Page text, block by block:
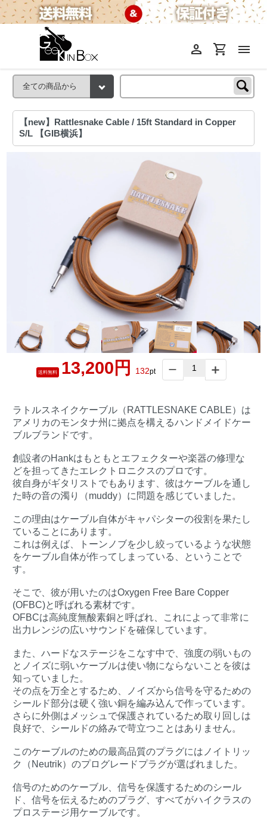
menu
shopping_cart
person
【new】Rattlesnake Cable / 15ft Standard in Copper
S/L 【GIB横浜】
送料無料 13,200円 132pt
ラトルスネイクケーブル（RATTLESNAKE CABLE）は
アメリカのモンタナ州に拠点を構えるハンドメイドケー
ブルブランドです。
創設者のHankはもともとエフェクターや楽器の修理な
どを担ってきたエレクトロニクスのプロです。
彼自身がギタリストでもあります、彼はケーブルを通し
た時の音の濁り（muddy）に問題を感じていました。
この理由はケーブル自体がキャパシターの役割を果たし
ていることにあります。
これは例えば、トーンノブを少し絞っているような状態
をケーブル自体が作ってしまっている、ということで
す。
そこで、彼が用いたのはOxygen Free Bare Copper
(OFBC)と呼ばれる素材です。
OFBCは高純度無酸素銅と呼ばれ、これによって非常に
出力レンジの広いサウンドを確保しています。
また、ハードなステージをこなす中で、強度の弱いもの
とノイズに弱いケーブルは使い物にならないことを彼は
知っていました。
その点を万全とするため、ノイズから信号を守るための
シールド部分は硬く強い銅を編み込んで作っています。
さらに外側はメッシュで保護されているため取り回しは
良好で、シールドの絡みで苛立つことはありません。
このケーブルのための最高品質のプラグにはノイトリッ
ク（Neutrik）のプログレードプラグが選ばれました。
信号のためのケーブル、信号を保護するためのシール
ド、信号を伝えるためのプラグ、すべてがハイクラスの
プロステージ用ケーブルです。